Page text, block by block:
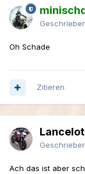
Oh Schade
Zitieren
Lancelot
Ach das ist aber